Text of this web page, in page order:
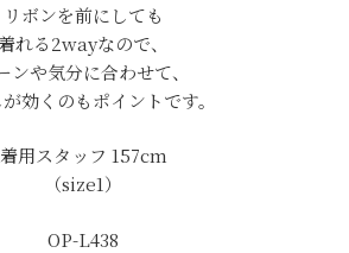
リボンを前にしても
着れる2wayなので、
ンや気分に合わせて、
効くのもポイントです。
着用スタッフ 157cm
（size1）
OP-L438